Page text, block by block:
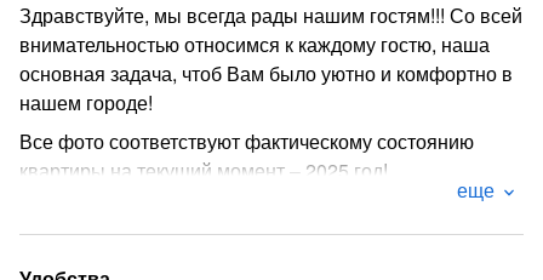
Здравствуйте, мы всегда рады нашим гостям!!! Со всей
внимательностью относимся к каждому гостю, наша
основная задача, чтоб Вам было уютно и комфортно в
нашем городе!
Все фото соответствуют фактическому состоянию
квартиры на текущий момент – 2025 год!
Сдаётся посуточно однокомнатная квартира студия в
самом оживленном центре города Волгограда - пр-т
им. В.И. Ленина 6. Просторная, уютная, чистая со
еще